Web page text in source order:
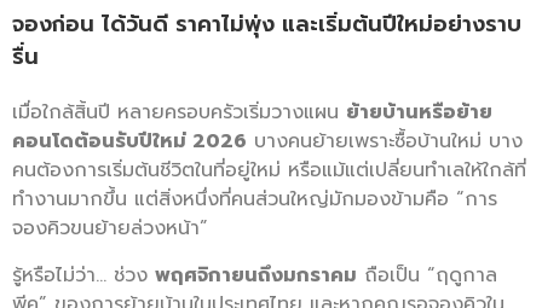
จองก่อน ได้วันดี ราคาไม่พุ่ง และเริ่มต้นปีใหม่อย่างราบ
รื่น
เมื่อใกล้สิ้นปี หลายครอบครัวเริ่มวางแผน ย้ายบ้านหรือย้าย
คอนโดต้อนรับปีใหม่ 2026 บางคนย้ายเพราะซื้อบ้านใหม่ บาง
คนต้องการเริ่มต้นชีวิตในที่อยู่ใหม่ หรือแม้แต่เปลี่ยนทำเลให้ใกล้ที่
ทำงานมากขึ้น แต่สิ่งหนึ่งที่คนส่วนใหญ่มักมองข้ามคือ “การ
จองคิวขนย้ายล่วงหน้า”
รู้หรือไม่ว่า… ช่วง พฤศจิกายนถึงมกราคม ถือเป็น “ฤดูกาล